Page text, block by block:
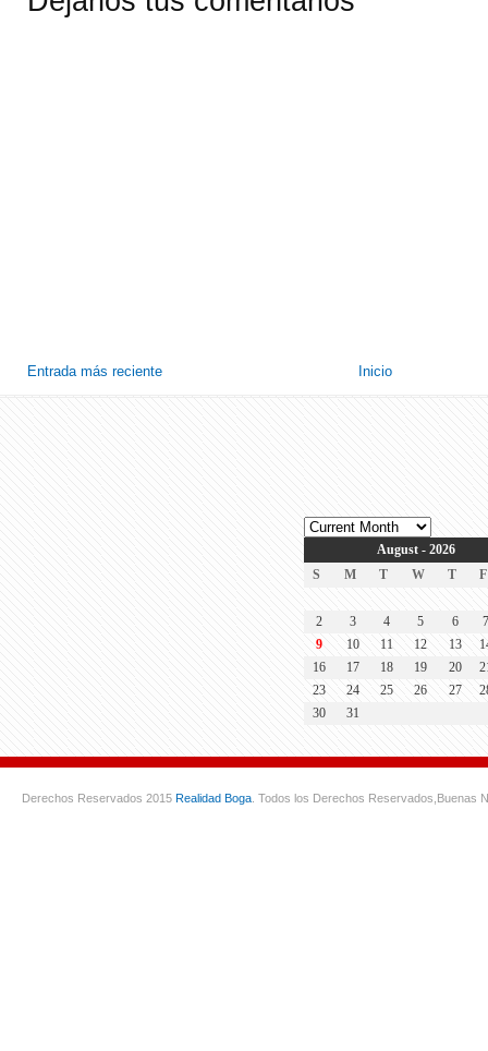
Entrada más reciente Inicio
August - 2026
S
M T W T F
2 3 4 5 6
9
10 11 12 13
16
17 18 19 20
23
24 25 26 27
30
31
Derechos Reservados 2015 Realidad Boga . Todos los Derechos Reservados, Buenas